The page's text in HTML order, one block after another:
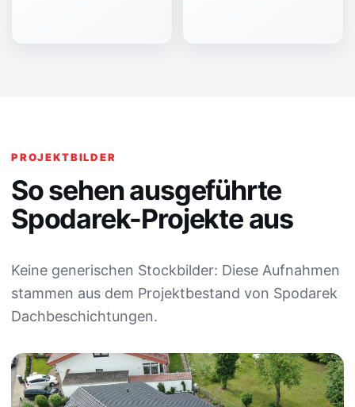
PROJEKTBILDER
So sehen ausgeführte
Spodarek-Projekte aus
Keine generischen Stockbilder: Diese Aufnahmen
stammen aus dem Projektbestand von Spodarek
Dachbeschichtungen.